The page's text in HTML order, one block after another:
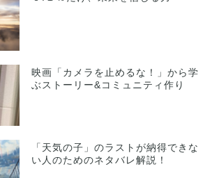
映画「カメラを止めるな！」から学
ぶストーリー&コミュニティ作り
「天気の子」のラストが納得できな
い人のためのネタバレ解説！